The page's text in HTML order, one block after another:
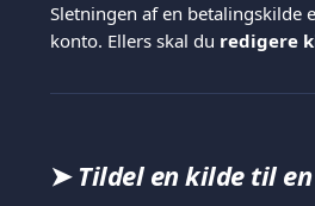
Sletningen af en
konto. Ellers skal du redigere
➤ Tildel en kilde til en